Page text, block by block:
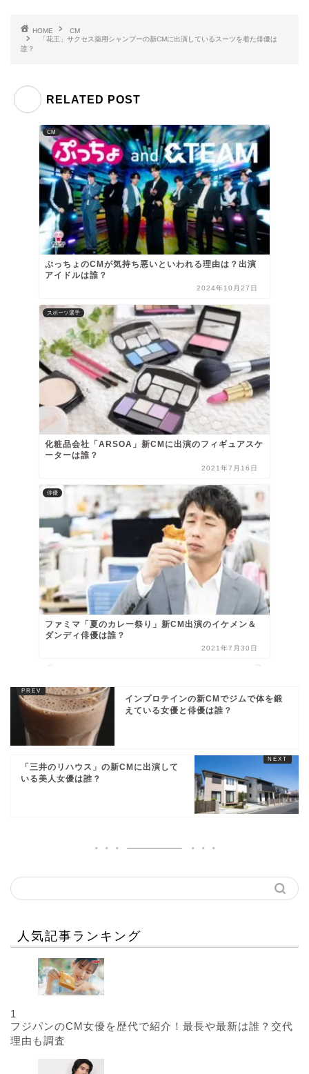
HOME
CM
「花王」サクセス薬用シャンプーの新CMに出演しているスーツを着た俳優は
誰？
RELATED POST
CM
ぷっちょのCMが気持ち悪いといわれる理由は？出演
アイドルは誰？
2024年10月27日
スポーツ選手
化粧品会社「ARSOA」新CMに出演のフィギュアスケ
ーターは誰？
2021年7月16日
俳優
ファミマ「夏のカレー祭り」新CM出演のイケメン＆
ダンディ俳優は誰？
2021年7月30日
インプロテインの新CMでジムで体を鍛
えている女優と俳優は誰？
「三井のリハウス」の新CMに出演して
いる美人女優は誰？
人気記事ランキング
1
フジパンのCM女優を歴代で紹介！最長や最新は誰？交代
理由も調査